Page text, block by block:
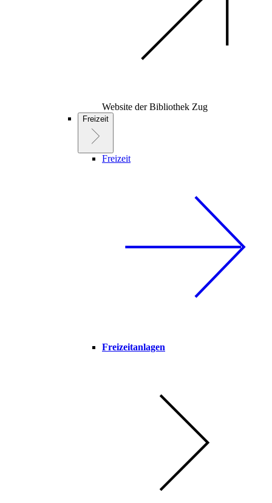
Website der Bibliothek Zug
Freizeit
Freizeit
Freizeitanlagen